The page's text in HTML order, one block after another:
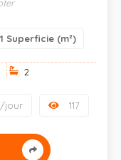
1 Superficie (m²)
2
117
jour